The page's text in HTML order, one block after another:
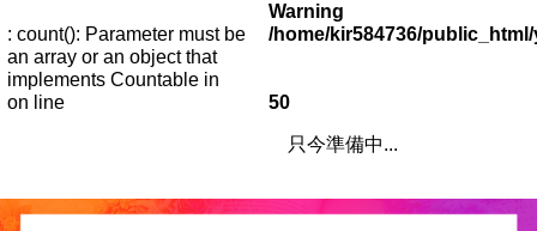
Warning
: count(): Parameter must be
an array or an object that
implements Countable in
/home/kir584736/
on line 50
只今準備中...